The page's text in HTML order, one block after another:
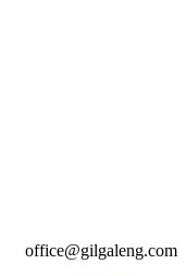
office@gilgaleng.com